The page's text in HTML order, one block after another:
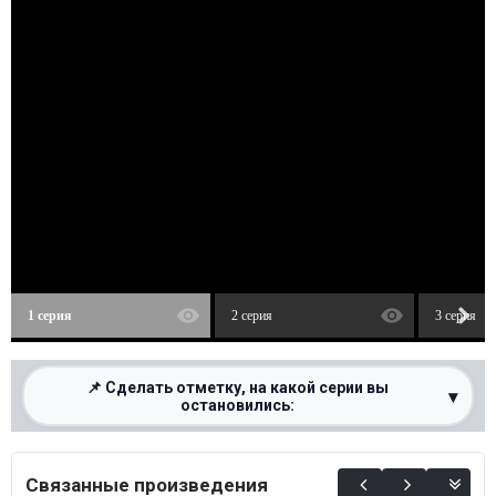
1 серия 2 серия 3 серия
📌 Сделать отметку, на какой серии вы
остановились:
▾
0%
Связанные произведения